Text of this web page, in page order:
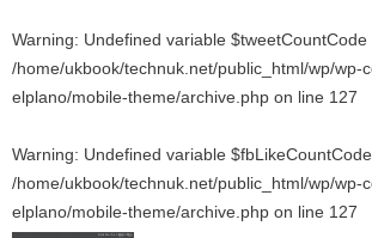
Warning: Undefined variable $tweetCountCode
/home/ukbook/technuk.net/public_html/wp/wp-
elplano/mobile-theme/archive.php on line 127
Warning: Undefined variable
/home/ukbook/technuk.net/public_html/wp/wp-
elplano/mobile-theme/archive.php on line 127